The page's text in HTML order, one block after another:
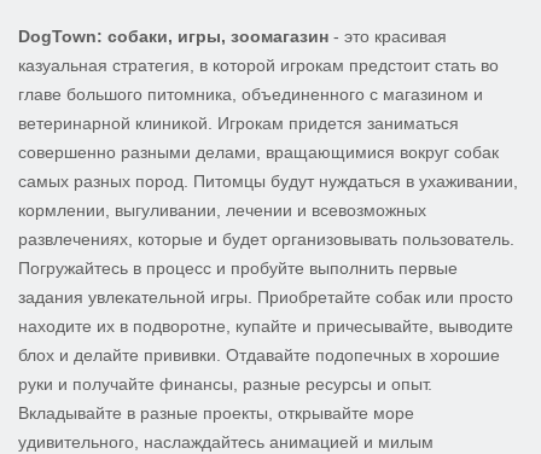
DogTown: собаки, игры, зоомагазин - это красивая
казуальная стратегия, в которой игрокам предстоит стать во
главе большого питомника, объединенного с магазином и
ветеринарной клиникой. Игрокам придется заниматься
совершенно разными делами, вращающимися вокруг собак
самых разных пород. Питомцы будут нуждаться в ухаживании,
кормлении, выгуливании, лечении и всевозможных
развлечениях, которые и будет организовывать пользователь.
Погружайтесь в процесс и пробуйте выполнить первые
задания увлекательной игры. Приобретайте собак или просто
находите их в подворотне, купайте и причесывайте, выводите
блох и делайте прививки. Отдавайте подопечных в хорошие
руки и получайте финансы, разные ресурсы и опыт.
Вкладывайте в разные проекты, открывайте море
удивительного, наслаждайтесь анимацией и милым